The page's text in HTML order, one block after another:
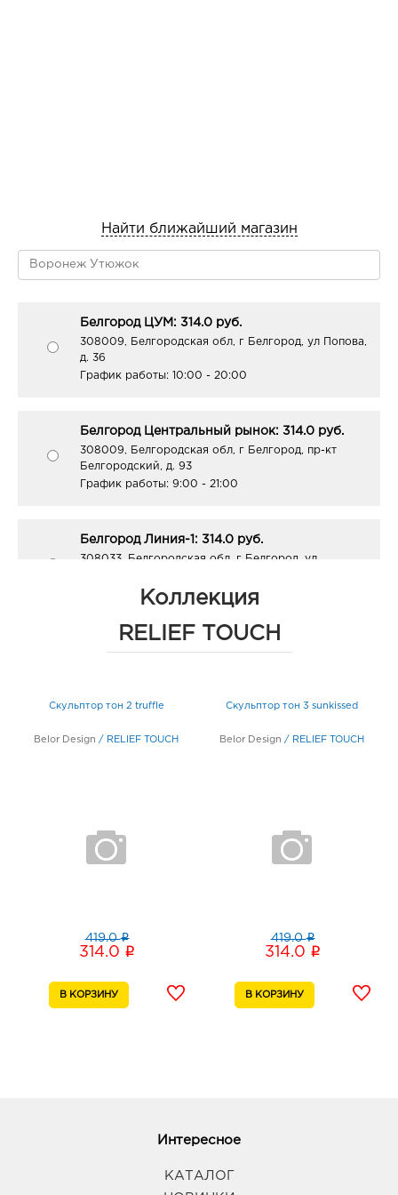
Найти ближайший магазин
Белгород ЦУМ: 314.0 руб.
308009, Белгородская обл, г Белгород, ул Попова,
д. 36
График работы: 10:00 - 20:00
Белгород Центральный рынок: 314.0 руб.
308009, Белгородская обл, г Белгород, пр-кт
Белгородский, д. 93
График работы: 9:00 - 21:00
Белгород Линия-1: 314.0 руб.
308033, Белгородская обл, г Белгород, ул
График работы:10:00 - 21:00
График работы:
10:00 - 21:00
Воронеж Тенистый: 314.0 руб.
394077, Воронежская обл, г Воронеж, ул Маршала
Жукова, д. 1
График работы: 10:00 - 20:00
Воронеж Галерея Чижова: 314.0 руб.
Коллекция
RELIEF TOUCH
Скульптор тон 2 truffle
Belor Design / RELIEF TOUCH
419.0i
314.0 i
Скульптор тон 3 sunkissed
Belor Design / RELIEF TOUCH
419.0i
314.0 i
Интересное
КАТАЛОГ